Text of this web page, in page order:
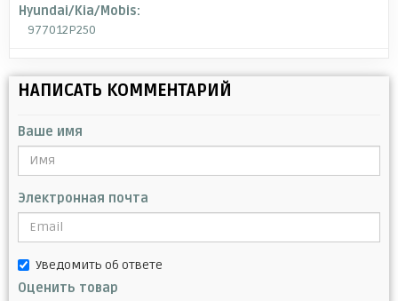
Hyundai/Kia/Mobis:
977012P250
НАПИСАТЬ КОММЕНТАРИЙ
Ваше имя
Электронная почта
Уведомить об ответе
Оценить товар